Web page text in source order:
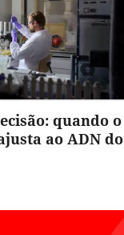
quando o
ao ADN do